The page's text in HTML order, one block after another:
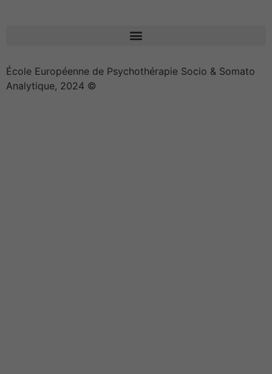
École Européenne de Psychothérapie Socio & Somato
Analytique, 2024 ©